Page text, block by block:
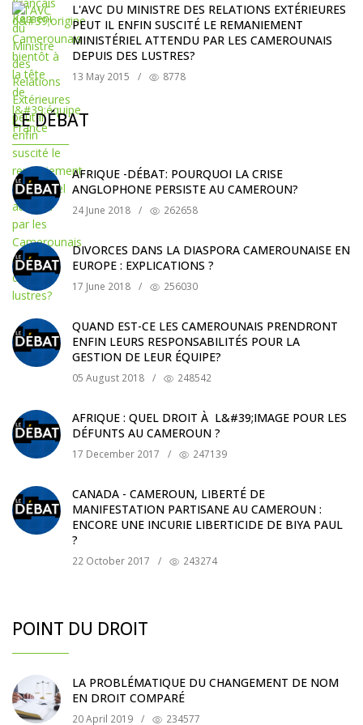
L'AVC DU MINISTRE DES RELATIONS EXTÉRIEURES
PEUT IL ENFIN SUSCITÉ LE REMANIEMENT
MINISTÉRIEL ATTENDU PAR LES CAMEROUNAIS
DEPUIS DES LUSTRES?
13 May 2015 / 8778
LE DÉBAT
AFRIQUE -DÉBAT: POURQUOI LA CRISE
ANGLOPHONE PERSISTE AU CAMEROUN?
24 June 2018 / 262658
DIVORCES DANS LA DIASPORA CAMEROUNAISE EN
EUROPE : EXPLICATIONS ?
17 June 2018 / 256030
QUAND EST-CE LES CAMEROUNAIS PRENDRONT
ENFIN LEURS RESPONSABILITÉS POUR LA
GESTION DE LEUR ÉQUIPE?
05 August 2018 / 248542
AFRIQUE : QUEL DROIT À L&#39;IMAGE POUR LES
DÉFUNTS AU CAMEROUN ?
17 December 2017 / 247139
CANADA - CAMEROUN, LIBERTÉ DE
MANIFESTATION PARTISANE AU CAMEROUN :
ENCORE UNE INCURIE LIBERTICIDE DE BIYA PAUL
?
22 October 2017 / 243274
POINT DU DROIT
LA PROBLÉMATIQUE DU CHANGEMENT DE NOM
EN DROIT COMPARÉ
20 April 2019 / 234577